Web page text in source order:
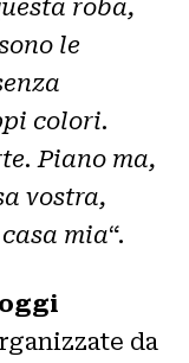
roba,
le
colori.
Piano ma,
vostra,
mia“.
da